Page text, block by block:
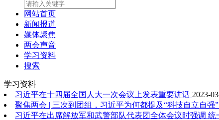
网站首页
新闻报道
媒体聚焦
两会声音
学习资料
搜索
学习资料
习近平在十四届全国人大一次会议上发表重要讲话 2023-
聚焦两会 | 三次到团组，习近平为何都提及“科技自立自强”
习近平在出席解放军和武警部队代表团全体会议时强调